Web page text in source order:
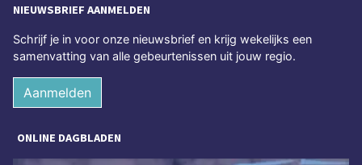
NIEUWSBRIEF AANMELDEN
Schrijf je in voor onze nieuwsbrief en krijg wekelijks een
samenvatting van alle gebeurtenissen uit jouw regio.
Aanmelden
ONLINE DAGBLADEN